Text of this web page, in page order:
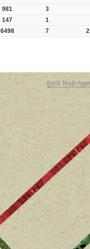
981
3
147
1
6498 7 2
Eesti Teatri